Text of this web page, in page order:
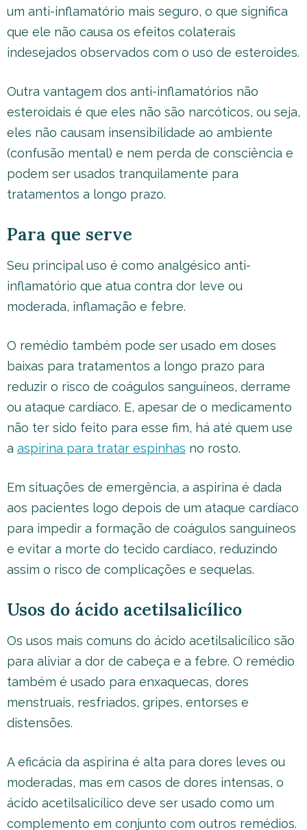
um anti-inflamatório mais seguro, o que significa
que ele não causa os efeitos colaterais
indesejados observados com o uso de esteroides.
Outra vantagem dos anti-inflamatórios não
esteroidais é que eles não são narcóticos, ou seja,
eles não causam insensibilidade ao ambiente
(confusão mental) e nem perda de consciência e
podem ser usados tranquilamente para
tratamentos a longo prazo.
Para que serve
Seu principal uso é como analgésico anti-
inflamatório que atua contra dor leve ou
moderada, inflamação e febre.
O remédio também pode ser usado em doses
baixas para tratamentos a longo prazo para
reduzir o risco de coágulos sanguíneos, derrame
ou ataque cardíaco. E, apesar de o medicamento
não ter sido feito para esse fim, há até quem use
a aspirina para tratar espinhas no rosto.
Em situações de emergência, a aspirina é dada
aos pacientes logo depois de um ataque cardíaco
para impedir a formação de coágulos sanguíneos
e evitar a morte do tecido cardíaco, reduzindo
assim o risco de complicações e sequelas.
Usos do ácido acetilsalicílico
Os usos mais comuns do ácido acetilsalicílico são
para aliviar a dor de cabeça e a febre. O remédio
também é usado para enxaquecas, dores
menstruais, resfriados, gripes, entorses e
distensões.
A eficácia da aspirina é alta para dores leves ou
moderadas, mas em casos de dores intensas, o
ácido acetilsalicílico deve ser usado como um
complemento em conjunto com outros remédios.